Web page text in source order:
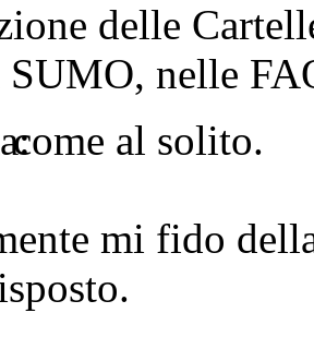
delle
nelle
al solito.
mi fido